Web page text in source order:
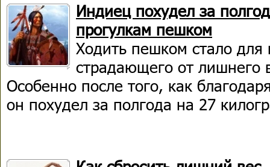
Индиец похудел за
прогулкам пешком
Ходить пешком стало
страдающего от
Особенно после того, как
он похудел за полгода на 27